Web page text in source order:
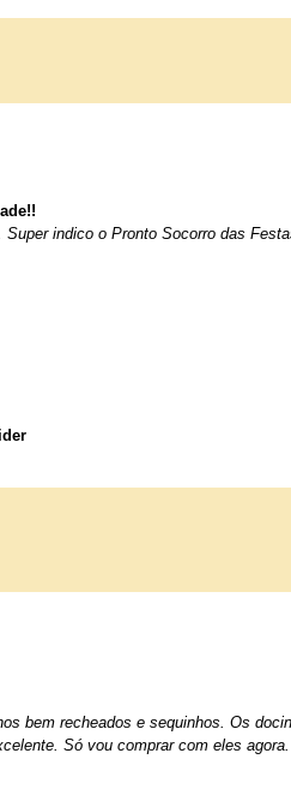
indico o Pronto Socorro das
bem recheados e sequinhos. Os
Só vou comprar com eles agora.